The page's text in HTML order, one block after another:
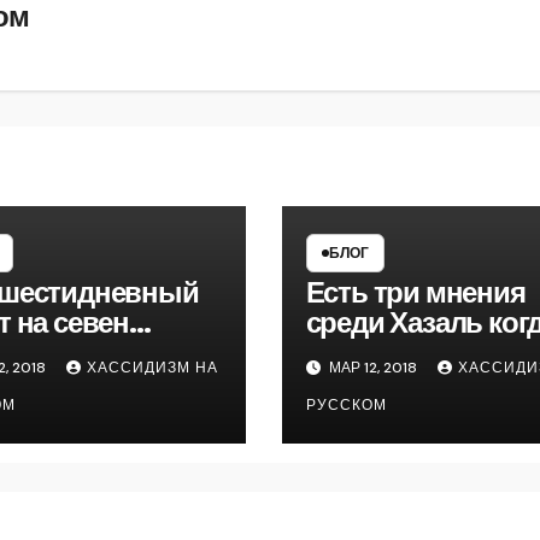
на севен
на
месяца
подошел к
2018
ХАССИДИЗМ НА
БЛОГ
Есть три мнения
среди Хазаль когда
можно
МАР 12, 2018
РУССКОМ